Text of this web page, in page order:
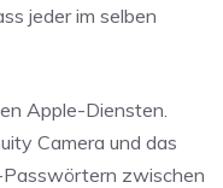
jeder im selben
Apple-Diensten.
Camera und das
zwischen